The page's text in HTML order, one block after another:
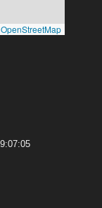
OpenStreetMap